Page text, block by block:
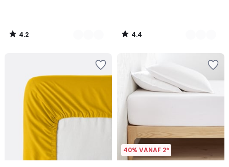
4.2
/
4.4
/
40% VANAF 2*